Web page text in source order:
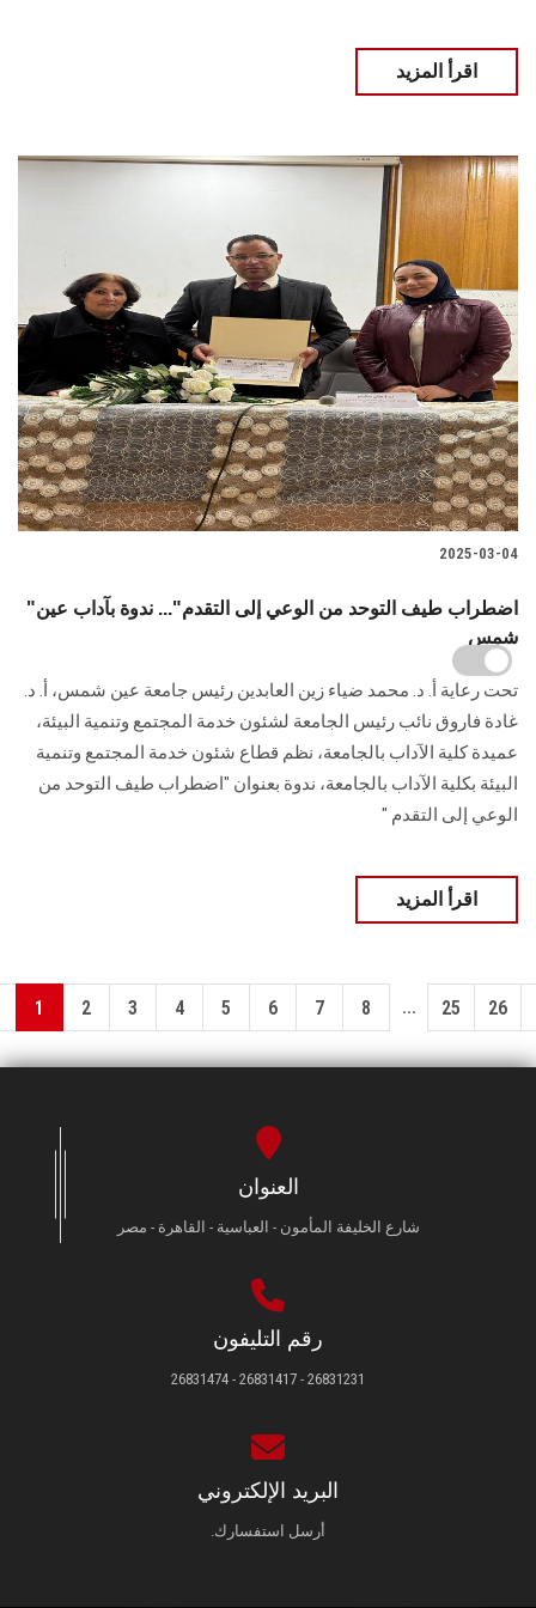
اقرأ المزيد
2025-03-04
"اضطراب طيف التوحد من الوعي إلى التقدم"... ندوة بآداب عين
شمس
تحت رعاية أ. د. محمد ضياء زين العابدين رئيس جامعة عين شمس، أ. د.
غادة فاروق نائب رئيس الجامعة لشئون خدمة المجتمع وتنمية البيئة،
عميدة كلية الآداب بالجامعة، نظم قطاع شئون خدمة المجتمع وتنمية
البيئة بكلية الآداب بالجامعة، ندوة بعنوان "اضطراب طيف التوحد من
الوعي إلى التقدم "
اقرأ المزيد
1 2 3 4 5 6 7 8 ... 25 26
العنوان
شارع الخليفة المأمون - العباسية - القاهرة - مصر
رقم التليفون
26831231 - 26831417 - 26831474
البريد الإلكتروني
أرسل استفسارك.